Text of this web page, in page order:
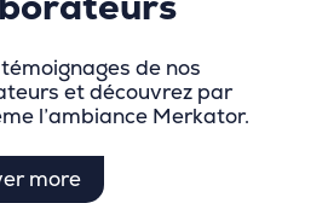
de nos
et découvrez par
l’ambiance Merkator.
more